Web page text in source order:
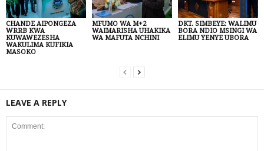
CHANDE AIPONGEZA
WRRB KWA
KUWAWEZESHA
WAKULIMA KUFIKIA
MASOKO
MFUMO WA M+2
WAIMARISHA UHAKIKA
WA MAFUTA NCHINI
DKT. SIMBEYE: WALIMU
BORA NDIO MSINGI WA
ELIMU YENYE UBORA
LEAVE A REPLY